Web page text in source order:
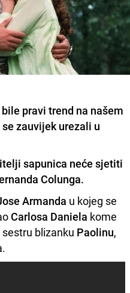
pravi trend na našem
zauvijek urezali u
sapunica neće sjetiti
Colunga.
Armanda u kojeg se
Carlosa Daniela kome
blizanku Paolinu,